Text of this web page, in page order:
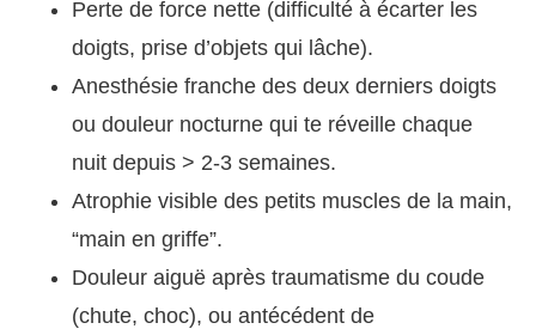
Perte de force nette (difficulté à écarter les
doigts, prise d’objets qui lâche).
Anesthésie franche des deux derniers doigts
ou douleur nocturne qui te réveille chaque
nuit depuis > 2‑3 semaines.
Atrophie visible des petits muscles de la main,
“main en griffe”.
Douleur aiguë après traumatisme du coude
(chute, choc), ou antécédent de